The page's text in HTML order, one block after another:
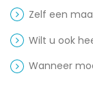
Zelf een
Wilt u ook
Wanneer